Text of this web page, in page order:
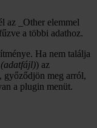
az _Other elemmel
a többi adathoz.
Ha nem találja
) az
győződjön meg arról,
a plugin menüt.